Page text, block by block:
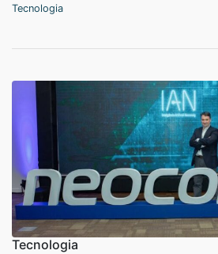
Tecnologia
Tecnologia